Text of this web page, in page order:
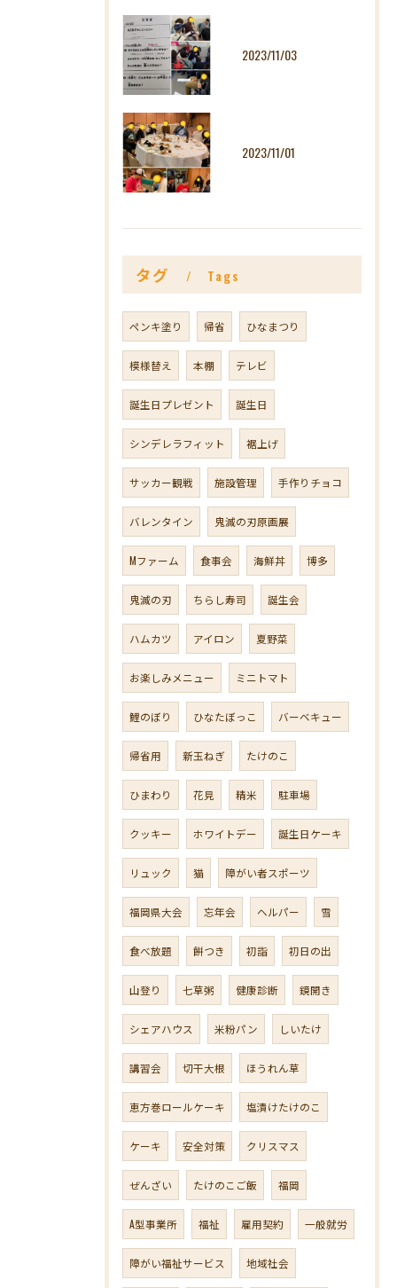
2023/11/03
2023/11/01
タグ Tags
ペンキ塗り 帰省 ひなまつり
模様替え 本棚 テレビ
誕生日プレゼント 誕生日
シンデレラフィット 裾上げ
サッカー観戦 施設管理 手作りチョコ
バレンタイン 鬼滅の刃原画展
Mファーム 食事会 海鮮丼 博多
鬼滅の刃 ちらし寿司 誕生会
ハムカツ アイロン 夏野菜
お楽しみメニュー ミニトマト
鯉のぼり ひなたぼっこ バーベキュー
帰省用 新玉ねぎ たけのこ
ひまわり 花見 精米 駐車場
クッキー ホワイトデー 誕生日ケーキ
リュック 猫 障がい者スポーツ
福岡県大会 忘年会 ヘルパー 雪
食べ放題 餅つき 初詣 初日の出
山登り 七草粥 健康診断 鏡開き
シェアハウス 米粉パン しいたけ
講習会 切干大根 ほうれん草
恵方巻ロールケーキ 塩漬けたけのこ
ケーキ 安全対策 クリスマス
ぜんざい たけのこご飯 福岡
A型事業所 福祉 雇用契約 一般就労
障がい福祉サービス 地域社会